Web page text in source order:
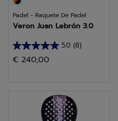
Padel - Raquete De Padel
Veron Juan Lebrón 3.0
5.0 (8)
5.0
em
análises
€ 240,00